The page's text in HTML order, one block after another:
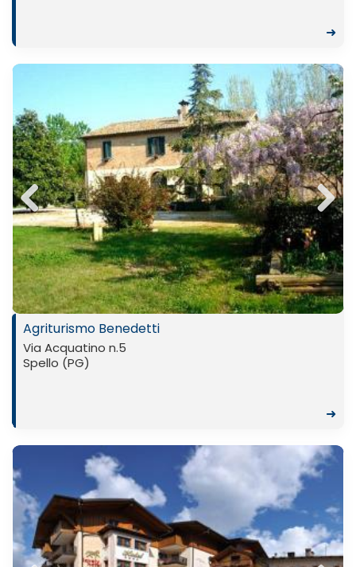
➜
Previ
ous
Next
Agriturismo Benedetti
Via Acquatino n.5
Spello (PG)
➜